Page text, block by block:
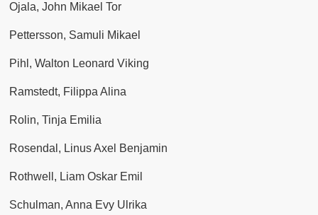
Ojala, John Mikael Tor
Pettersson, Samuli Mikael
Pihl, Walton Leonard Viking
Ramstedt, Filippa Alina
Rolin, Tinja Emilia
Rosendal, Linus Axel Benjamin
Rothwell, Liam Oskar Emil
Schulman, Anna Evy Ulrika